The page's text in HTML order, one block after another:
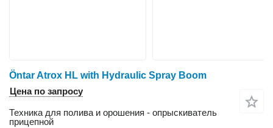
Öntar Atrox HL with Hydraulic Spray Boom
Цена по запросу
Техника для полива и орошения - опрыскиватель
прицепной